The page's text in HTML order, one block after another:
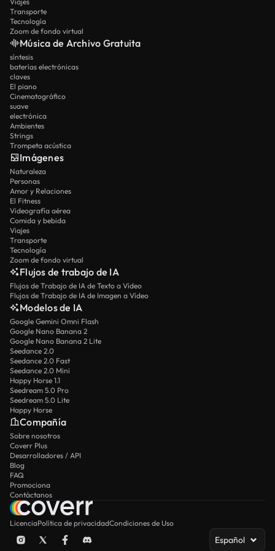
Transporte
Tecnología
Zoom de fondo virtual
Música de Archivo Gratuita
síntesis
baterías electrónicas
claves
El piano
Cinematográfico
suave
electrónica
Ambientes
Strings
Trompeta acústica
Imágenes
Naturaleza
Personas
Amor y Relaciones
El Fitness
Videografía aérea
Comida y bebida
Viajes
Transporte
Tecnología
Zoom de fondo virtual
Flujos de trabajo de IA
Flujos de Trabajo de IA de Texto a Vídeo
Flujos de Trabajo de IA de Imagen a Vídeo
Modelos de IA
Google Gemini Omni Flash
Google Nano Banana 2
Google Nano Banana 2 Lite
Seedance 2.0
Seedance 2.0 Fast
Seedance 2.0 Mini
Happy Horse 1.1
Seedream 5.0 Pro
Seedream 5.0 Lite
Happy Horse
Compañía
Sobre nosotros
Coverr Plus
Desarrolladores / API
Blog
FAQ
Promociona
Contáctanos
LicenciaPolítica de privacidadCondiciones de Uso
Español